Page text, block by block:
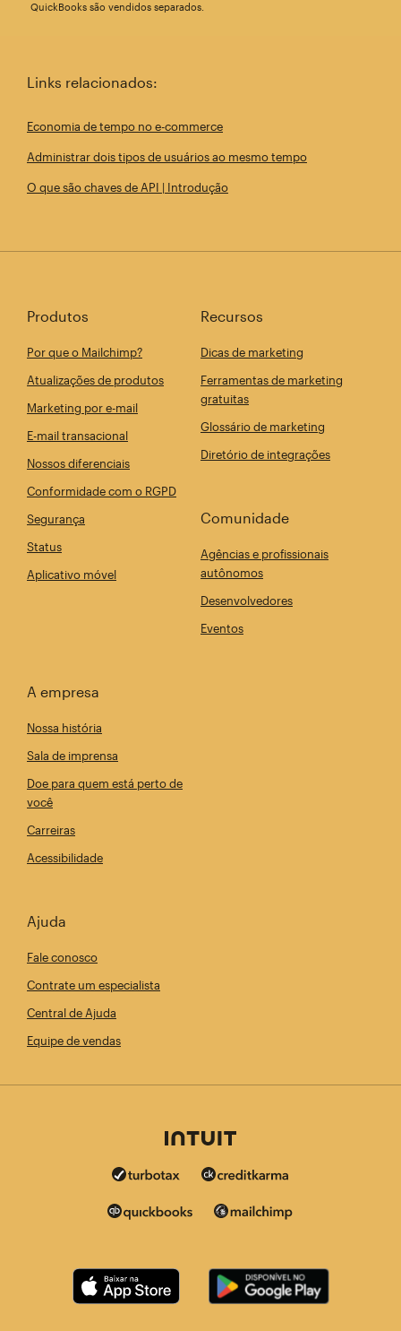
QuickBooks são vendidos separados.
Links relacionados:
Economia de tempo no e-commerce
Administrar dois tipos de usuários ao mesmo tempo
O que são chaves de API | Introdução
Produtos
Por que o Mailchimp?
Atualizações de produtos
Marketing por e-mail
E-mail transacional
Nossos diferenciais
Conformidade com o RGPD
Segurança
Status
Aplicativo móvel
Recursos
Dicas de marketing
Ferramentas de marketing
gratuitas
Glossário de marketing
Diretório de integrações
Comunidade
Agências e profissionais
autônomos
Desenvolvedores
Eventos
A empresa
Nossa história
Sala de imprensa
Doe para quem está perto de
você
Carreiras
Acessibilidade
Ajuda
Fale conosco
Contrate um especialista
Central de Ajuda
Equipe de vendas